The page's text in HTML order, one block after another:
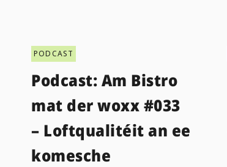
PODCAST
Podcast: Am Bistro
mat der woxx #033
– Loftqualitéit an ee
komesche